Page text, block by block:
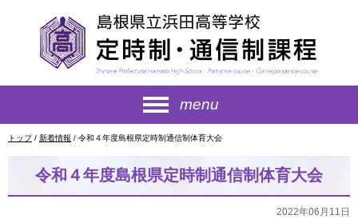
menu
現
トップ/ 新着情報 / 令和４年度島根県定時制通信制体育大会
令和４年度島根県定時制通信制体育大会
2022年06月11日